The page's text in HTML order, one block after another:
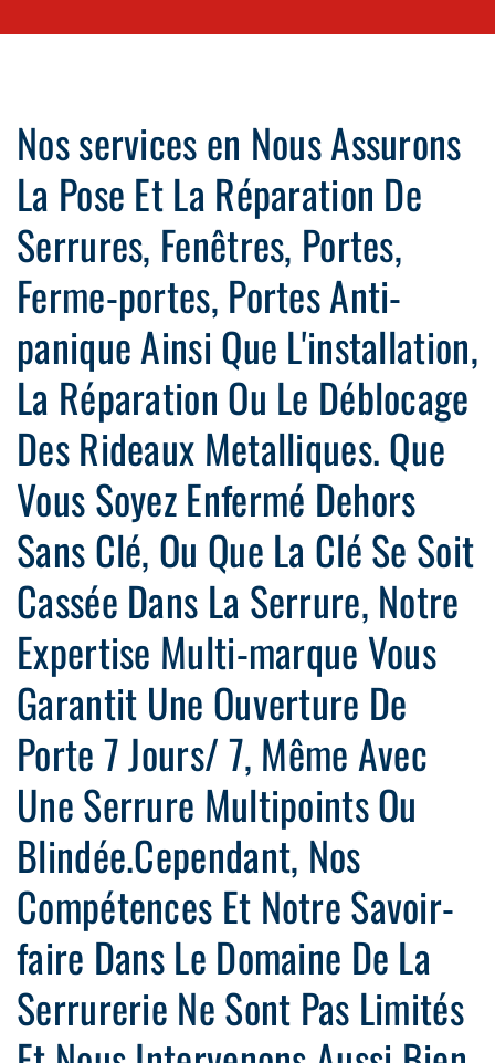
Nos services en Nous Assurons
La Pose Et La Réparation De
Serrures, Fenêtres, Portes,
Ferme-portes, Portes Anti-
panique Ainsi Que L'installation,
La Réparation Ou Le Déblocage
Des Rideaux Metalliques. Que
Vous Soyez Enfermé Dehors
Sans Clé, Ou Que La Clé Se Soit
Cassée Dans La Serrure, Notre
Expertise Multi-marque Vous
Garantit Une Ouverture De
Porte 7 Jours/ 7, Même Avec
Une Serrure Multipoints Ou
Blindée.Cependant, Nos
Compétences Et Notre Savoir-
faire Dans Le Domaine De La
Serrurerie Ne Sont Pas Limités